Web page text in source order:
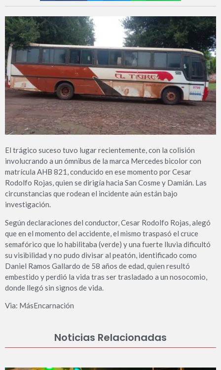
El trágico suceso tuvo lugar recientemente, con la colisión
involucrando a un ómnibus de la marca Mercedes bicolor con
matrícula AHB 821, conducido en ese momento por Cesar
Rodolfo Rojas, quien se dirigía hacia San Cosme y Damián. Las
circunstancias que rodean el incidente aún están bajo
investigación.
Según declaraciones del conductor, Cesar Rodolfo Rojas, alegó
que en el momento del accidente, el mismo traspasó el cruce
semafórico que lo habilitaba (verde) y una fuerte lluvia dificultó
su visibilidad y no pudo divisar al peatón, identificado como
Daniel Ramos Gallardo de 58 años de edad, quien resultó
embestido y perdió la vida tras ser trasladado a un nosocomio,
donde llegó sin signos de vida.
Via: MásEncarnación
Noticias Relacionadas